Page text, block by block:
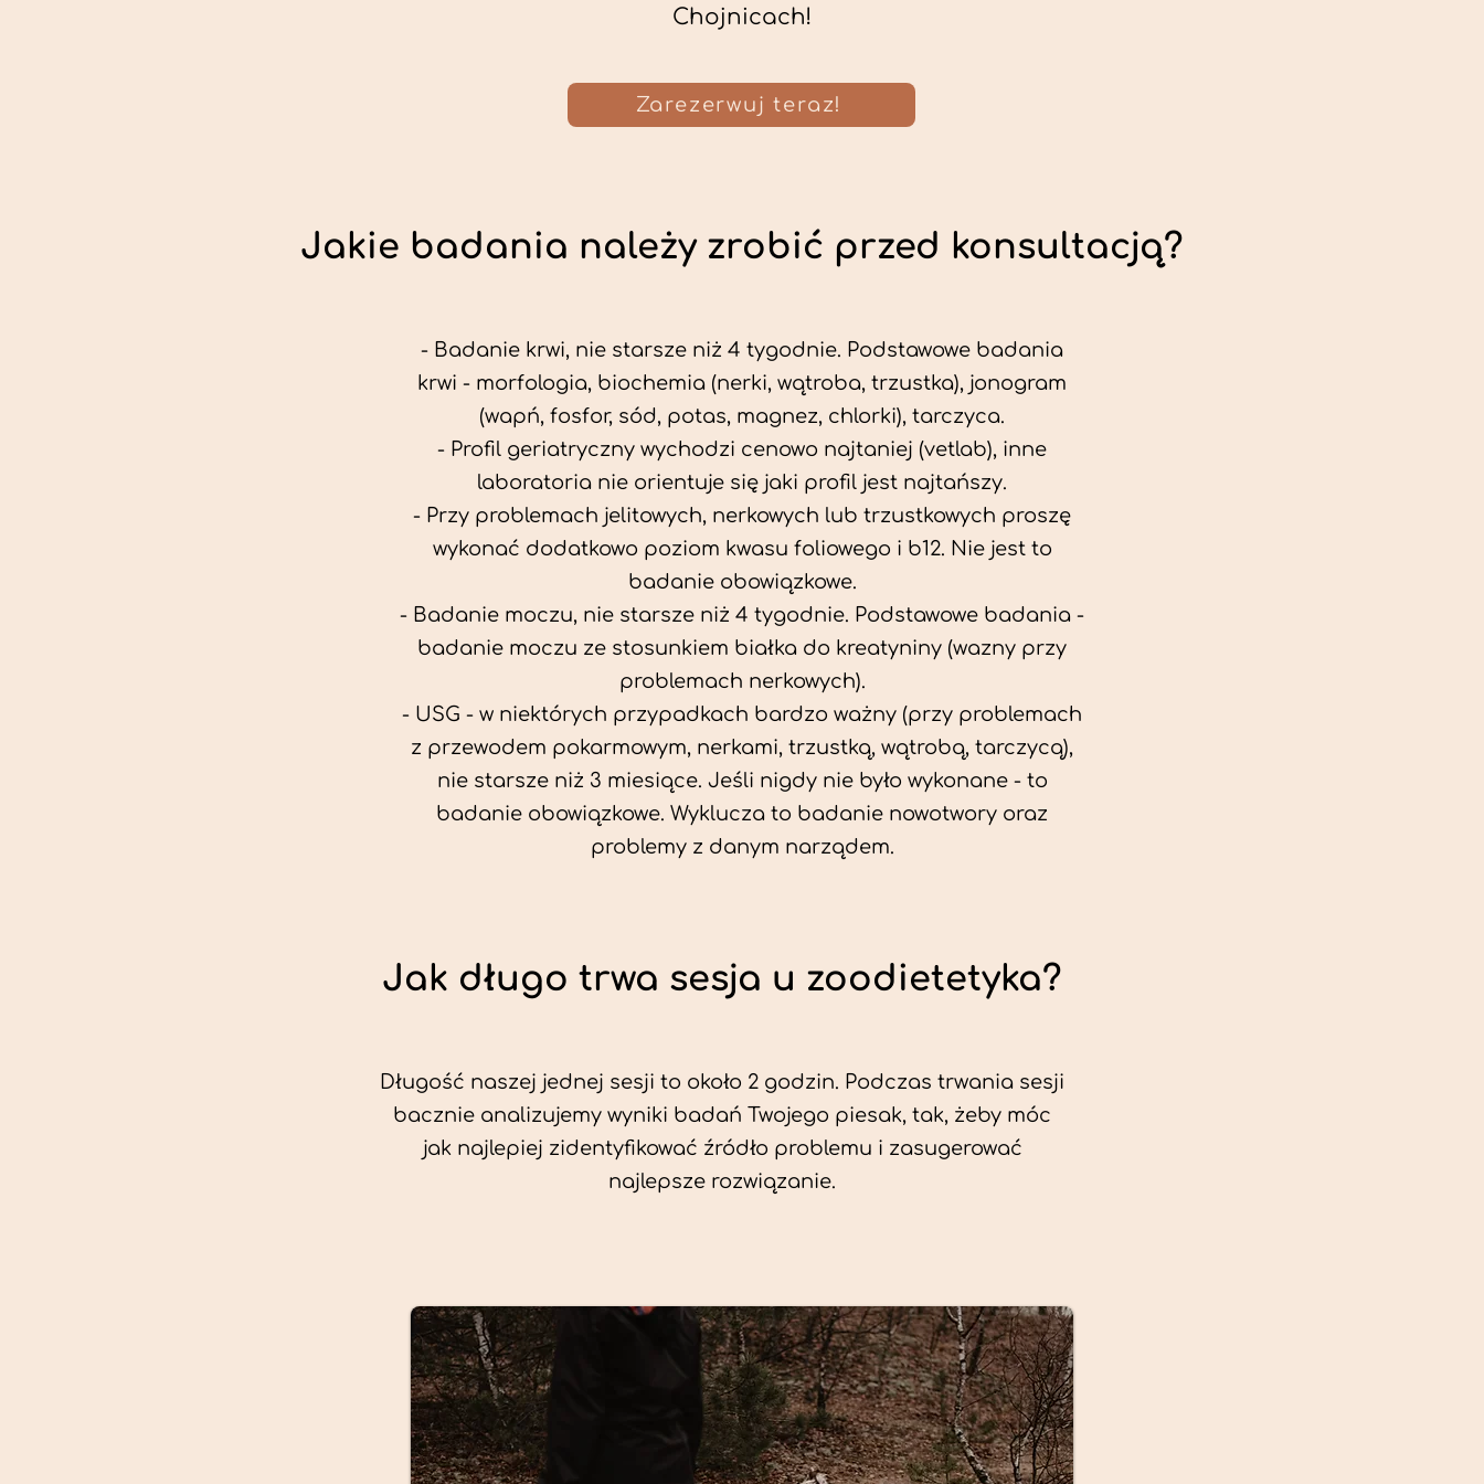
Chojnicach!
Zarezerwuj teraz!
Jakie badania należy zrobić przed konsultacją?
- Badanie krwi, nie starsze niż 4 tygodnie. Podstawowe badania
krwi - morfologia, biochemia (nerki, wątroba, trzustka), jonogram
(wapń, fosfor, sód, potas, magnez, chlorki), tarczyca.
- Profil geriatryczny wychodzi cenowo najtaniej (vetlab), inne
laboratoria nie orientuje się jaki profil jest najtańszy.
- Przy problemach jelitowych, nerkowych lub trzustkowych proszę
wykonać dodatkowo poziom kwasu foliowego i b12. Nie jest to
badanie obowiązkowe.
- Badanie moczu, nie starsze niż 4 tygodnie. Podstawowe badania -
badanie moczu ze stosunkiem białka do kreatyniny (wazny przy
problemach nerkowych).
- USG - w niektórych przypadkach bardzo ważny (przy problemach
z przewodem pokarmowym, nerkami, trzustką, wątrobą, tarczycą),
nie starsze niż 3 miesiące. Jeśli nigdy nie było wykonane - to
badanie obowiązkowe. Wyklucza to badanie nowotwory oraz
problemy z danym narządem.
Jak długo trwa sesja u zoodietetyka?
Długość naszej jednej sesji to około 2 godzin. Podczas trwania sesji
bacznie analizujemy wyniki badań Twojego piesak, tak, żeby móc
jak najlepiej zidentyfikować źródło problemu i zasugerować
najlepsze rozwiązanie.